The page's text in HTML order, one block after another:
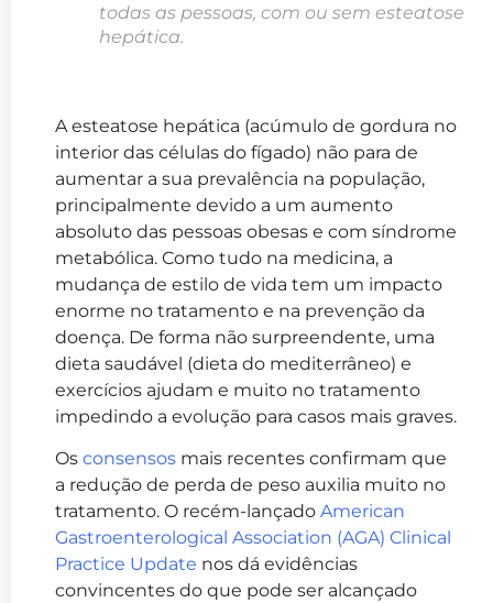
todas as pessoas, com ou sem esteatose
hepática.
A esteatose hepática (acúmulo de gordura no
interior das células do fígado) não para de
aumentar a sua prevalência na população,
principalmente devido a um aumento
absoluto das pessoas obesas e com síndrome
metabólica. Como tudo na medicina, a
mudança de estilo de vida tem um impacto
enorme no tratamento e na prevenção da
doença. De forma não surpreendente, uma
dieta saudável (dieta do mediterrâneo) e
exercícios ajudam e muito no tratamento
impedindo a evolução para casos mais graves.
Os consensos mais recentes confirmam que
a redução de perda de peso auxilia muito no
tratamento. O recém-lançado American
Gastroenterological Association (AGA) Clinical
Practice Update nos dá evidências
convincentes do que pode ser alcançado